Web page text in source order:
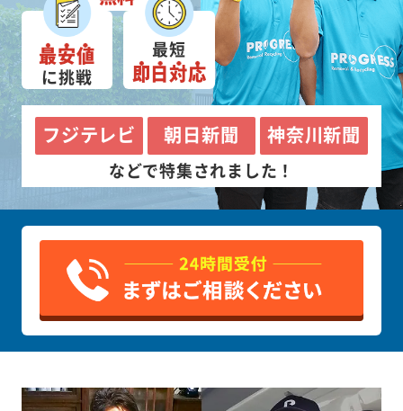
最安値
に挑戦
最短
即日対応
フジテレビ 朝日新聞 神奈川新聞
などで特集されました！